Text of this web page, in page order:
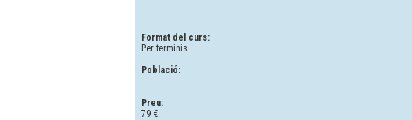
Format del curs:
Per terminis
Població:
Preu:
79 €